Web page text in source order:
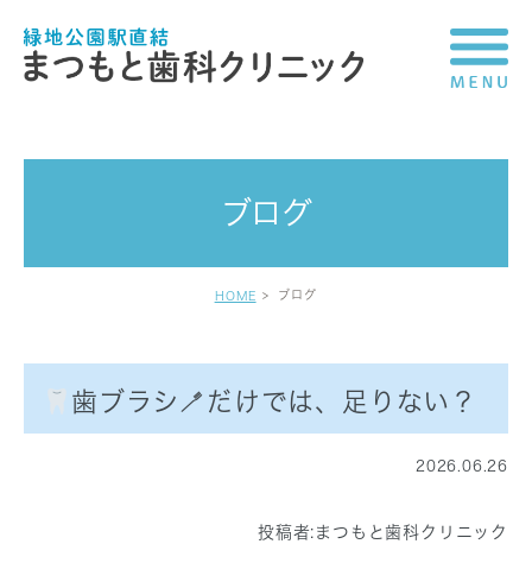
ブログ
HOME ブログ
歯ブラシ🪥だけでは、足りない？
2026.06.26
投稿者: まつもと歯科クリニック